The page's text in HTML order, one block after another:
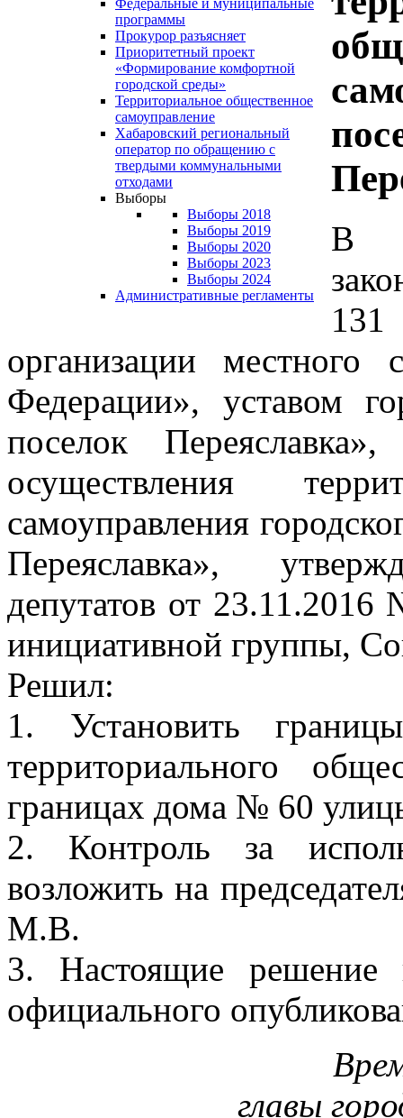
Федеральные и муниципальные
программы
Прокурор разъясняет
Приоритетный проект
«Формирование комфортной
городской среды»
Территориальное общественное
самоуправление
Хабаровский региональный
оператор по обращению с
твердыми коммунальными
отходами
Выборы
Выборы 2018
Выборы 2019
Выборы 2020
Выборы 2023
Выборы 2024
Административные регламенты
В
организации местного
Федерации», уставом
поселок
осуществления
самоуправления
Переяславка»,
депутатов от
инициативной группы,
Решил:
1. Установить
территориального
границах дома № 60
2. Контроль за
возложить на
М.В.
3. Настоящие решение
официального
главы